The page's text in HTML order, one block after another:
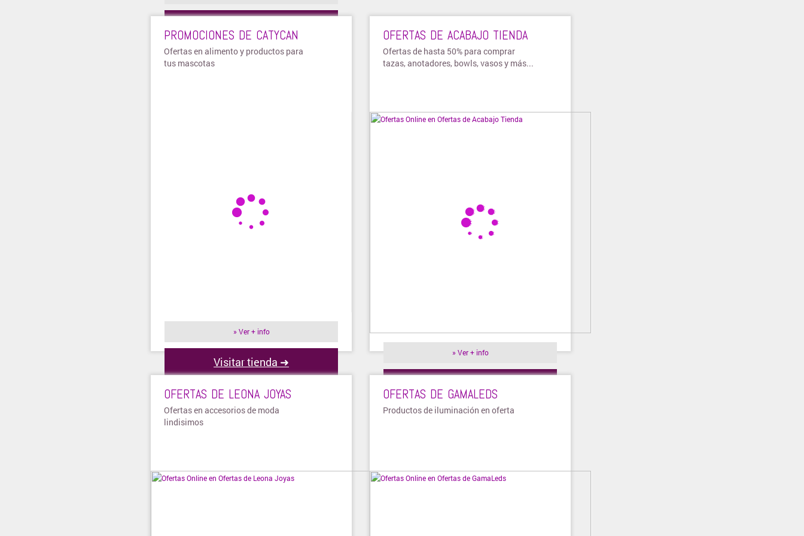
PROMOCIONES DE CATYCAN
Ofertas en alimento y productos para
tus mascotas
» Ver + info
Visitar tienda ➜
OFERTAS DE ACABAJO TIENDA
Ofertas de hasta 50% para comprar
tazas, anotadores, bowls, vasos y más...
» Ver + info
OFERTAS DE LEONA JOYAS
Ofertas en accesorios de moda
lindisimos
OFERTAS DE GAMALEDS
Productos de iluminación en oferta